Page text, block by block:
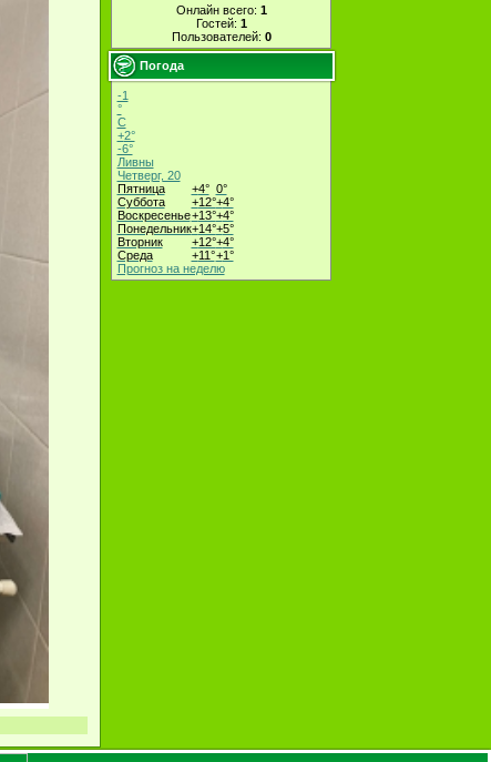
Онлайн всего: 1
Гостей: 1
Пользователей: 0
Погода
-1
°
C
+2°
-6°
Ливны
Четверг, 20
Пятница
+4° 0°
Суббота
+12°+4°
Воскресенье+13°+4°
Понедельник+14°+5°
Вторник
+12°+4°
Среда
+11°+1°
Прогноз на неделю